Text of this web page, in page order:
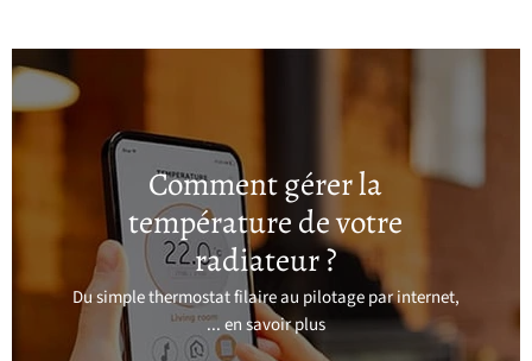
Comment gérer la
température de votre
radiateur ?
Du simple thermostat filaire au pilotage par internet,
... en savoir plus